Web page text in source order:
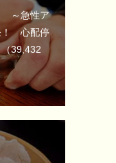
～急性ア
！ 心配停
（39,432